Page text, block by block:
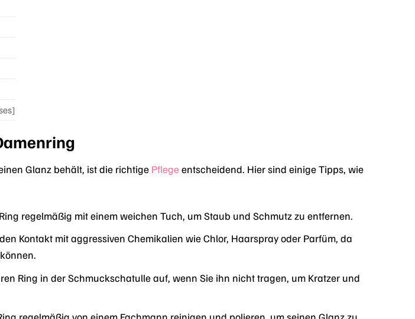
Glanz behält, ist die richtige Pflegeentscheidend. Hier sind einige Tipps, wie
regelmäßig mit einem weichen Tuch, um Staub und Schmutz zu entfernen.
Kontakt mit aggressiven Chemikalien wie Chlor, Haarspray oder Parfüm, da
Ring in der Schmuckschatulle auf, wenn Sie ihn nicht tragen, um Kratzer und